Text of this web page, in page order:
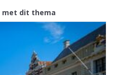
met dit thema